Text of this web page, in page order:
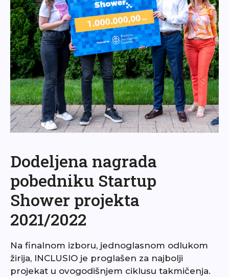
Dodeljena nagrada
pobedniku Startup
Shower projekta
2021/2022
Na finalnom izboru, jednoglasnom odlukom
žirija, INCLUSIO je proglašen za najbolji
projekat u ovogodišnjem ciklusu takmičenja.